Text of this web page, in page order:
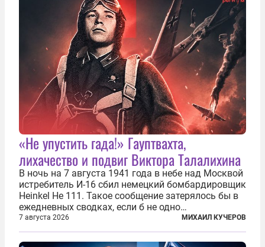
«Не упустить гада!» Гауптвахта,
лихачество и подвиг Виктора Талалихина
В ночь на 7 августа 1941 года в небе над Москвой
истребитель И-16 сбил немецкий бомбардировщик
Heinkel He 111. Такое сообщение затерялось бы в
ежедневных сводках, если б не одно
обстоятельство. Это был один из первых в
истории отечественной авиации ночных таранов.
У пилота — младшего лейтенанта...
7 августа 2026 МИХАИЛ КУЧЕРОВ